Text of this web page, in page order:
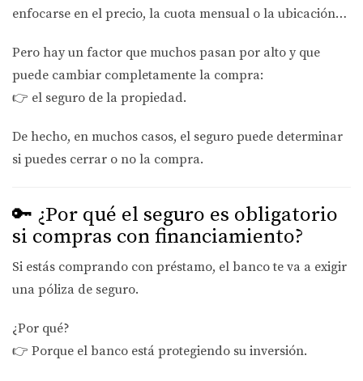
enfocarse en el precio, la cuota mensual o la ubicación…
Pero hay un factor que muchos pasan por alto y que
puede cambiar completamente la compra:
👉 el seguro de la propiedad.
De hecho, en muchos casos, el seguro puede determinar
si puedes cerrar o no la compra.
🔑 ¿Por qué el seguro es obligatorio
si compras con financiamiento?
Si estás comprando con préstamo, el banco te va a exigir
una póliza de seguro.
¿Por qué?
👉 Porque el banco está protegiendo su inversión.